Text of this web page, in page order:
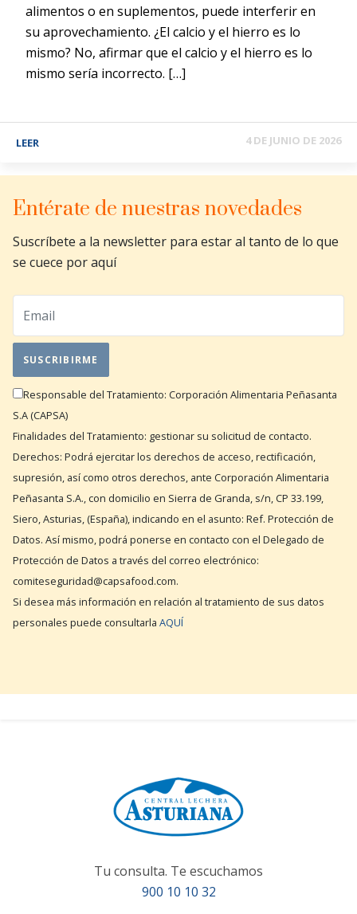
alimentos o en suplementos, puede interferir en
su aprovechamiento. ¿El calcio y el hierro es lo
mismo? No, afirmar que el calcio y el hierro es lo
mismo sería incorrecto. […]
LEER 4 DE JUNIO DE 2026
Entérate de nuestras novedades
Suscríbete a la newsletter para estar al tanto de lo que
se cuece por aquí
Responsable del Tratamiento: Corporación Alimentaria Peñasanta
S.A (CAPSA)
Finalidades del Tratamiento: gestionar su solicitud de contacto.
Derechos: Podrá ejercitar los derechos de acceso, rectificación,
supresión, así como otros derechos, ante Corporación Alimentaria
Peñasanta S.A., con domicilio en Sierra de Granda, s/n, CP 33.199,
Siero, Asturias, (España), indicando en el asunto: Ref. Protección de
Datos. Así mismo, podrá ponerse en contacto con el Delegado de
Protección de Datos a través del correo electrónico:
comiteseguridad@capsafood.com.
Si desea más información en relación al tratamiento de sus datos
personales puede consultarla AQUÍ
Tu consulta. Te escuchamos
900 10 10 32